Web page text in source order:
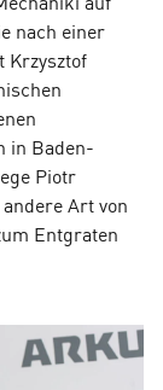
nach einer
Krzysztof
in Baden-
Piotr
Art von
Entgraten